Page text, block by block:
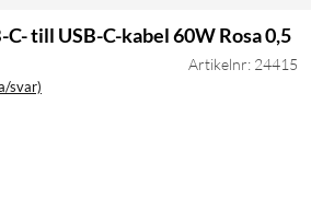
till USB-C-kabel 60W Rosa 0,5
svar)
Artikelnr: 24415